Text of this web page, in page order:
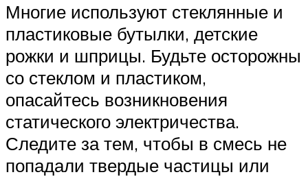
Многие используют стеклянные и
пластиковые бутылки, детские
рожки и шприцы. Будьте осторожны
со стеклом и пластиком,
опасайтесь возникновения
статического электричества.
Следите за тем, чтобы в смесь не
попадали твердые частицы или